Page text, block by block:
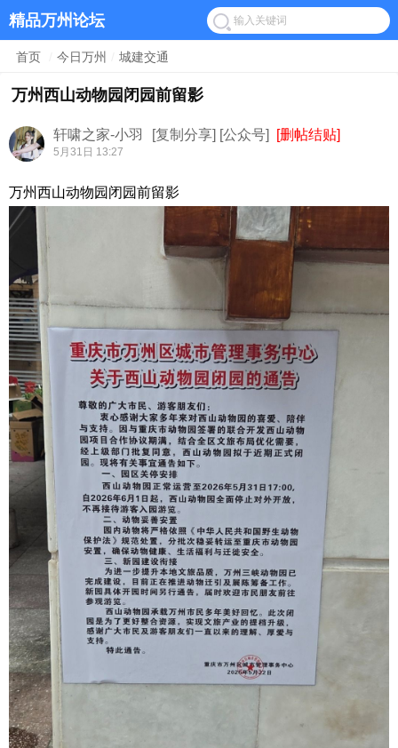
精品万州论坛
首页 今日万州 城建交通
万州西山动物园闭园前留影
轩啸之家-小羽
5月31日 13:27
[复制分享] [公众号] [删帖结贴]
万州西山动物园闭园前留影